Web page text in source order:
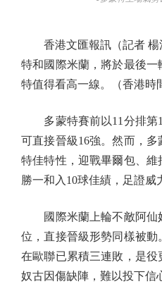
香港文匯報訊（記者 楊
特和國際米蘭，將於最後
特值得看高一線。（香港時
多蒙特賽前以11分排第
可直接晉級16強。然而，
特佳特性，迎戰畢爾包、
勝一和入10球佳績，足證威
國際米蘭上輪不敵阿仙
位，直接晉級形勢同樣被
在歐聯已累積三連敗，是
奴古因傷缺陣，難以投下信